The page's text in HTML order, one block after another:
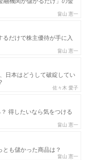
畠山 憲一
るだけで株主優待が手に入
畠山 憲一
日本はどうして破綻してい
佐々木 愛子
得したいなら気をつける
畠山 憲一
も儲かった商品は？
畠山 憲一